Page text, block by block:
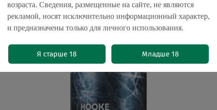
Пиво Бакунин Хук / Bakunin Hooke
0.5л - 10шт
возраста. Сведения, размещенные на сайте, не являются
рекламой, носят исключительно информационный характер,
и предназначены только для личного использования.
Я старше 18 Младше 18